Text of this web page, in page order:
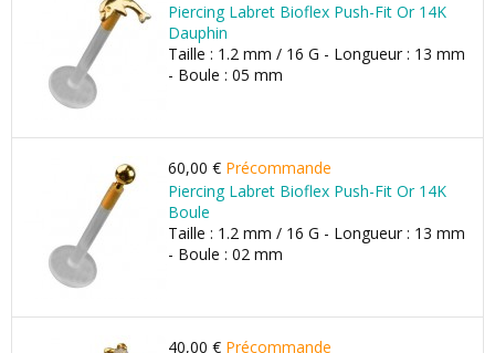
Piercing Labret Bioflex Push-Fit Or 14K
Dauphin
Taille : 1.2 mm / 16 G - Longueur : 13 mm
- Boule : 05 mm
60,00 € Précommande
Piercing Labret Bioflex Push-Fit Or 14K
Boule
Taille : 1.2 mm / 16 G - Longueur : 13 mm
- Boule : 02 mm
40,00 € Précommande